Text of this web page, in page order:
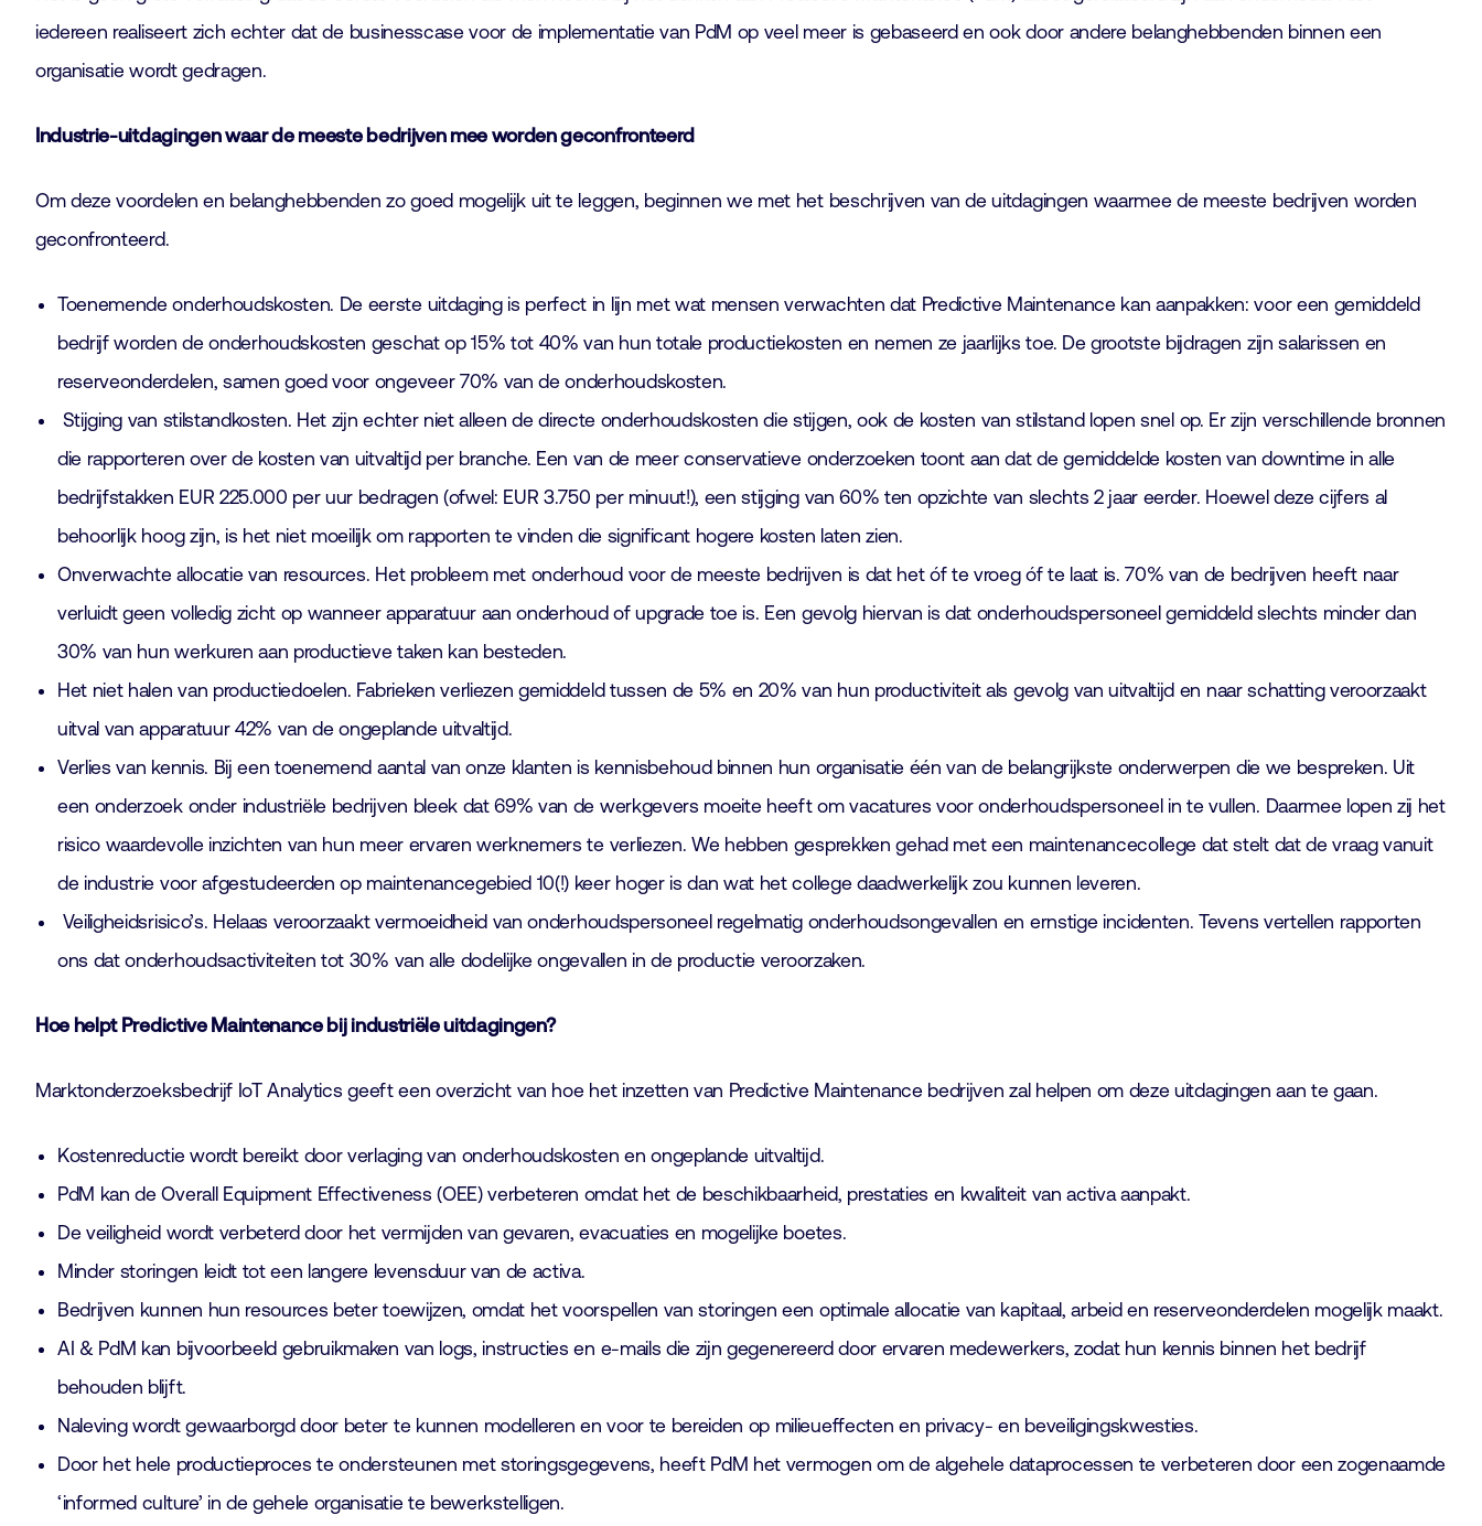
iedereen realiseert zich echter dat de businesscase voor de implementatie van PdM op veel meer is gebaseerd en ook door andere belanghebbenden binnen een
organisatie wordt gedragen.
Industrie-uitdagingen waar de meeste bedrijven mee worden geconfronteerd
Om deze voordelen en belanghebbenden zo goed mogelijk uit te leggen, beginnen we met het beschrijven van de uitdagingen waarmee de meeste bedrijven worden
geconfronteerd.
Toenemende onderhoudskosten. De eerste uitdaging is perfect in lijn met wat mensen verwachten dat Predictive Maintenance kan aanpakken: voor een gemiddeld
bedrijf worden de onderhoudskosten geschat op 15% tot 40% van hun totale productiekosten en nemen ze jaarlijks toe. De grootste bijdragen zijn salarissen en
reserveonderdelen, samen goed voor ongeveer 70% van de onderhoudskosten.
Stijging van stilstandkosten. Het zijn echter niet alleen de directe onderhoudskosten die stijgen, ook de kosten van stilstand lopen snel op. Er zijn verschillende bronnen
die rapporteren over de kosten van uitvaltijd per branche. Een van de meer conservatieve onderzoeken toont aan dat de gemiddelde kosten van downtime in alle
bedrijfstakken EUR 225.000 per uur bedragen (ofwel: EUR 3.750 per minuut!), een stijging van 60% ten opzichte van slechts 2 jaar eerder. Hoewel deze cijfers al
behoorlijk hoog zijn, is het niet moeilijk om rapporten te vinden die significant hogere kosten laten zien.
Onverwachte allocatie van resources. Het probleem met onderhoud voor de meeste bedrijven is dat het óf te vroeg óf te laat is. 70% van de bedrijven heeft naar
verluidt geen volledig zicht op wanneer apparatuur aan onderhoud of upgrade toe is. Een gevolg hiervan is dat onderhoudspersoneel gemiddeld slechts minder dan
30% van hun werkuren aan productieve taken kan besteden.
Het niet halen van productiedoelen. Fabrieken verliezen gemiddeld tussen de 5% en 20% van hun productiviteit als gevolg van uitvaltijd en naar schatting veroorzaakt
uitval van apparatuur 42% van de ongeplande uitvaltijd.
Verlies van kennis. Bij een toenemend aantal van onze klanten is kennisbehoud binnen hun organisatie één van de belangrijkste onderwerpen die we bespreken. Uit
een onderzoek onder industriële bedrijven bleek dat 69% van de werkgevers moeite heeft om vacatures voor onderhoudspersoneel in te vullen. Daarmee lopen zij het
risico waardevolle inzichten van hun meer ervaren werknemers te verliezen. We hebben gesprekken gehad met een maintenancecollege dat stelt dat de vraag vanuit
de industrie voor afgestudeerden op maintenancegebied 10(!) keer hoger is dan wat het college daadwerkelijk zou kunnen leveren.
Veiligheidsrisico’s. Helaas veroorzaakt vermoeidheid van onderhoudspersoneel regelmatig onderhoudsongevallen en ernstige incidenten. Tevens vertellen rapporten
ons dat onderhoudsactiviteiten tot 30% van alle dodelijke ongevallen in de productie veroorzaken.
Hoe helpt Predictive Maintenance bij industriële uitdagingen?
Marktonderzoeksbedrijf IoT Analytics geeft een overzicht van hoe het inzetten van Predictive Maintenance bedrijven zal helpen om deze uitdagingen aan te gaan.
Kostenreductie wordt bereikt door verlaging van onderhoudskosten en ongeplande uitvaltijd.
PdM kan de Overall Equipment Effectiveness (OEE) verbeteren omdat het de beschikbaarheid, prestaties en kwaliteit van activa aanpakt.
De veiligheid wordt verbeterd door het vermijden van gevaren, evacuaties en mogelijke boetes.
Minder storingen leidt tot een langere levensduur van de activa.
Bedrijven kunnen hun resources beter toewijzen, omdat het voorspellen van storingen een optimale allocatie van kapitaal, arbeid en reserveonderdelen mogelijk maakt.
AI & PdM kan bijvoorbeeld gebruikmaken van logs, instructies en e-mails die zijn gegenereerd door ervaren medewerkers, zodat hun kennis binnen het bedrijf
behouden blijft.
Naleving wordt gewaarborgd door beter te kunnen modelleren en voor te bereiden op milieueffecten en privacy- en beveiligingskwesties.
Door het hele productieproces te ondersteunen met storingsgegevens, heeft PdM het vermogen om de algehele dataprocessen te verbeteren door een zogenaamde
‘informed culture’ in de gehele organisatie te bewerkstelligen.